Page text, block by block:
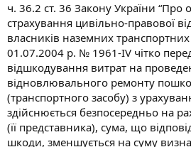
ч. 36.2 ст. 36 Закону України “Про
страхування цивільно-правової
власників наземних транспортних
01.07.2004 р. № 1961-IV чітко
відшкодування витрат на
відновлювального ремонту
(транспортного засобу) з
здійснюється безпосередньо на
(її представника), сума, що
шкоди, зменшується на суму